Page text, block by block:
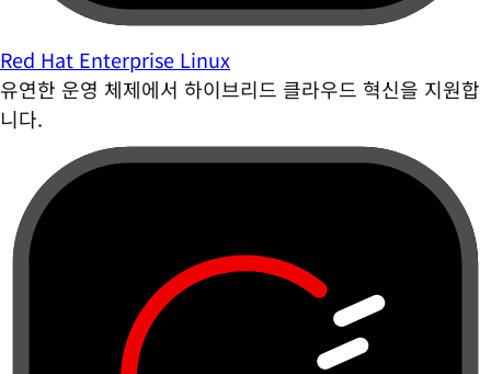
Red Hat Enterprise Linux
유연한 운영 체제에서 하이브리드 클라우드 혁신을 지원합
니다.